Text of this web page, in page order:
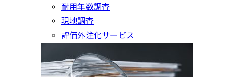
耐用年数調査
現地調査
評価外注化サービス